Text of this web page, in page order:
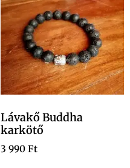
Lávakő Buddha
karkötő
3 990 Ft